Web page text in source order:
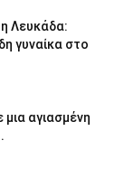
Λευκάδα:
γυναίκα στο
αγιασμένη